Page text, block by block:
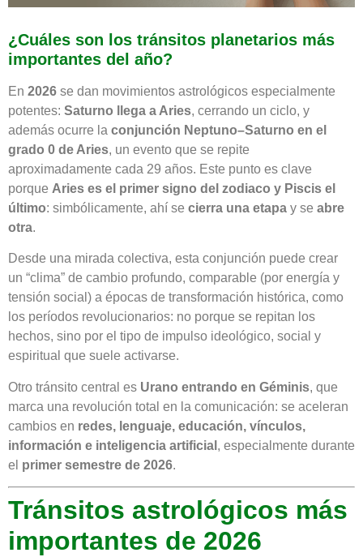
¿Cuáles son los tránsitos planetarios más
importantes del año?
En 2026 se dan movimientos astrológicos especialmente
potentes: Saturno llega a Aries, cerrando un ciclo, y
además ocurre la conjunción Neptuno–Saturno en el
grado 0 de Aries, un evento que se repite
aproximadamente cada 29 años. Este punto es clave
porque Aries es el primer signo del zodiaco y Piscis el
último: simbólicamente, ahí se cierra una etapa y se abre
otra.
Desde una mirada colectiva, esta conjunción puede crear
un “clima” de cambio profundo, comparable (por energía y
tensión social) a épocas de transformación histórica, como
los períodos revolucionarios: no porque se repitan los
hechos, sino por el tipo de impulso ideológico, social y
espiritual que suele activarse.
Otro tránsito central es Urano entrando en Géminis, que
marca una revolución total en la comunicación: se aceleran
cambios en redes, lenguaje, educación, vínculos,
información e inteligencia artificial , especialmente durante
el primer semestre de 2026.
Tránsitos astrológicos más
importantes de 2026